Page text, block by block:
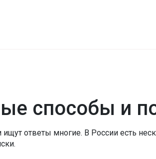
способы и
ответы многие. В России есть